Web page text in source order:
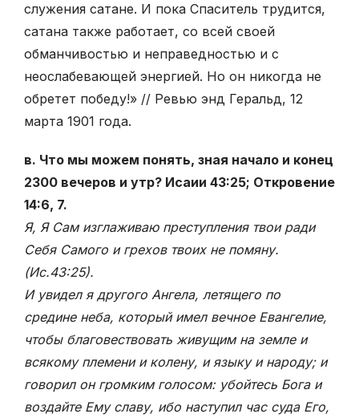
служения сатане. И пока Спаситель трудится,
сатана также работает, со всей своей
обманчивостью и неправедностью и с
неослабевающей энергией. Но он никогда не
обретет победу!» // Ревью энд Геральд, 12
марта 1901 года.
в. Что мы можем понять, зная начало и конец
2300 вечеров и утр? Исаии 43:25; Откровение
14:6, 7.
Я, Я Сам изглаживаю преступления твои ради
Себя Самого и грехов твоих не помяну.
(Ис.43:25).
И увидел я другого Ангела, летящего по
средине неба, который имел вечное Евангелие,
чтобы благовествовать живущим на земле и
всякому племени и колену, и языку и народу; и
говорил он громким голосом: убойтесь Бога и
воздайте Ему славу, ибо наступил час суда Его,